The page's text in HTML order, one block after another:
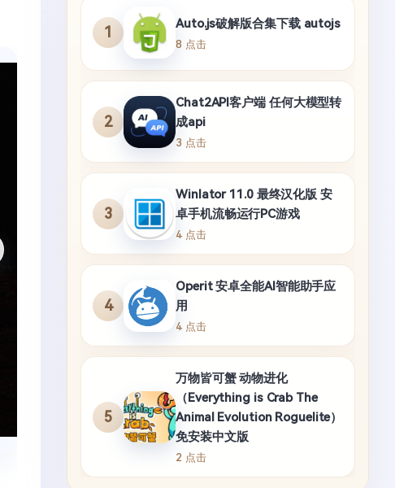
1
Auto.js破解版合集下载 autojs
8 点击
2
Chat2API客户端 任何大模型转
成api
3 点击
3
Winlator 11.0 最终汉化版 安
卓手机流畅运行PC游戏
4 点击
4
Operit 安卓全能AI智能助手应
用
4 点击
5
万物皆可蟹 动物进化
（Everything is Crab The
Animal Evolution Roguelite）
免安装中文版
2 点击